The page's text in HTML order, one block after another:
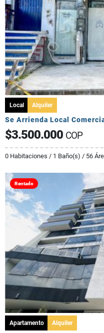
Local Alquiler
Se Arrienda Local
$3.500.000 COP
0 Habitaciones / 1 Baño(s) / 56
Rentado
Apartamento Alquiler